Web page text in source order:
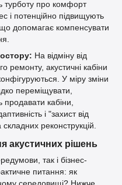
турботу про комфорт
і потенційно підвищують
допомагає компенсувати
На відміну від
ремонту, акустичні кабіни
У міру зміни
переміщувати,
кабіни,
і "захист від
реконструкцій.
акустичних рішень
так і бізнес-
питання: як